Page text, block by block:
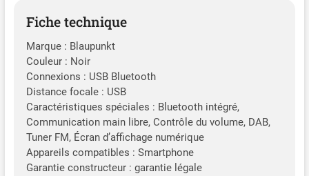
Fiche technique
Marque : Blaupunkt
Couleur : Noir
Connexions : USB Bluetooth
Distance focale : USB
Caractéristiques spéciales : Bluetooth intégré,
Communication main libre, Contrôle du volume, DAB,
Tuner FM, Écran d’affichage numérique
Appareils compatibles : Smartphone
Garantie constructeur : garantie légale